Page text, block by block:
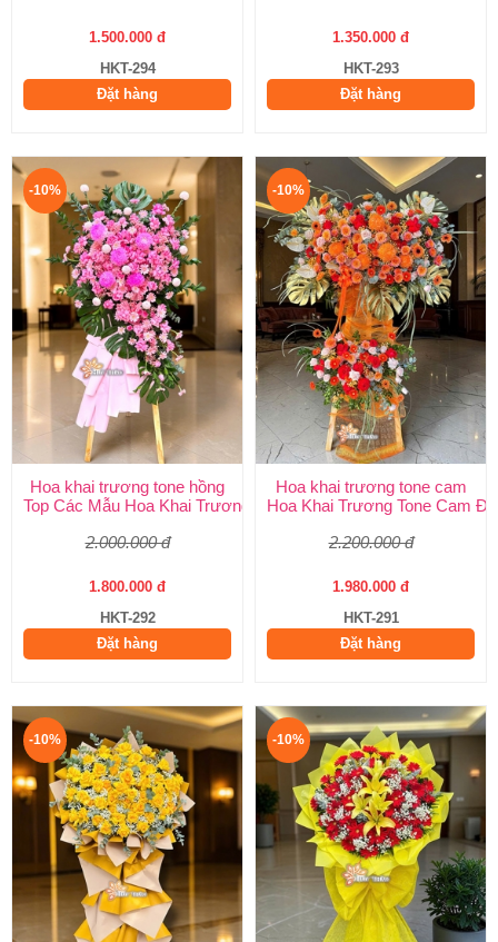
1.500.000 đ
HKT-294
Đặt hàng
1.350.000 đ
HKT-293
Đặt hàng
-10%
Hoa khai trương tone hồng
Top Các Mẫu Hoa Khai Trương Tone Hồng Đẹp, Sang Trọng,
2.000.000 đ
1.800.000 đ
HKT-292
Đặt hàng
-10%
Hoa khai trương tone cam
Hoa Khai Trương Tone Cam
2.200.000 đ
1.980.000 đ
HKT-291
Đặt hàng
-10% -10%